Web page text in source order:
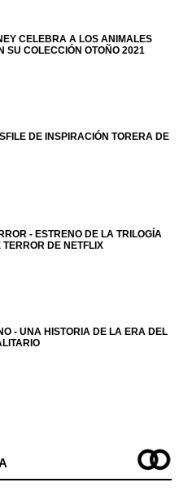
CELEBRA A LOS ANIMALES
SU COLECCIÓN OTOÑO 2021
DE INSPIRACIÓN TORERA DE
- ESTRENO DE LA TRILOGÍA
DE NETFLIX
- UNA HISTORIA DE LA ERA DEL